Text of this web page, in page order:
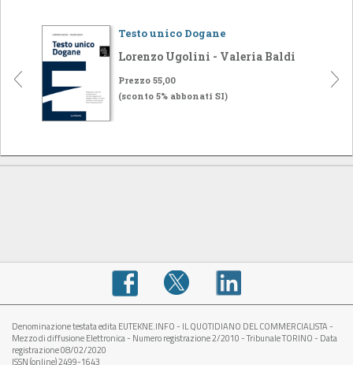
Testo unico Dogane
Lorenzo Ugolini - Valeria Baldi
Prezzo 55,00
(sconto 5% abbonati SI)
Denominazione testata edita EUTEKNE.INFO - IL QUOTIDIANO DEL COMMERCIALISTA -
Mezzo di diffusione Elettronica - Numero registrazione 2/2010 - Tribunale TORINO - Data
registrazione 08/02/2020
ISSN (online) 2499-1643